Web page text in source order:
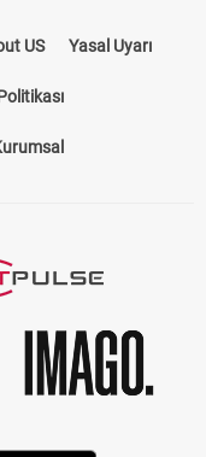
US Yasal Uyarı